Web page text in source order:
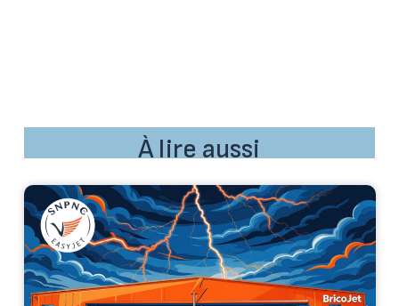
À lire aussi